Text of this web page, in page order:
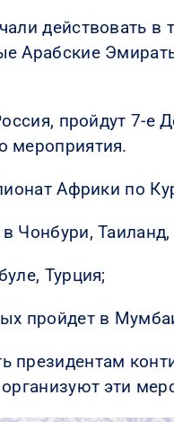
действовать
Арабские
пройдут 7-
мероприятия.
Африки по
Чонбури, Таиланд,
Турция;
пройдет в
президентам
эти